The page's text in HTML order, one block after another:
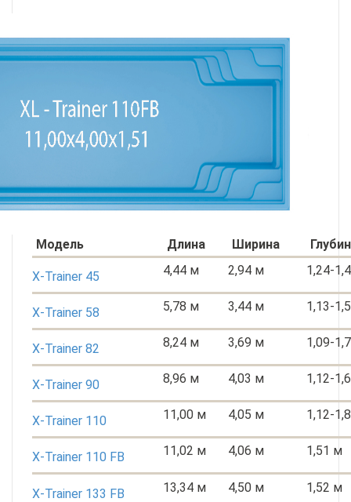
Модель Длина Ширина
X-Trainer 45 4,44 м 2,94 м 1,24-
X-Trainer 58 5,78 м 3,44 м 1,13-
X-Trainer 82 8,24 м 3,69 м 1,09-
X-Trainer 90 8,96 м 4,03 м 1,12-
X-Trainer 110 11,00 м 4,05 м 1,12-
X-Trainer 110 FB 11,02 м 4,06 м 1,51 м
X-Trainer 133 FB 13,34 м 4,50 м 1,52 м